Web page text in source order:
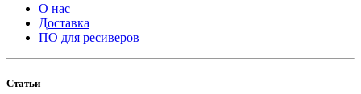
О нас
Доставка
ПО для ресиверов
Статьи